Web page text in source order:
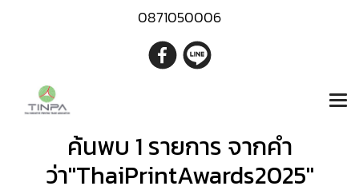
0871050006
ค้นพบ 1 รายการ จากคำ
ว่า"ThaiPrintAwards2025"